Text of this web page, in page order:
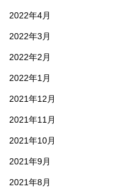
2022年4月
2022年3月
2022年2月
2022年1月
2021年12月
2021年11月
2021年10月
2021年9月
2021年8月